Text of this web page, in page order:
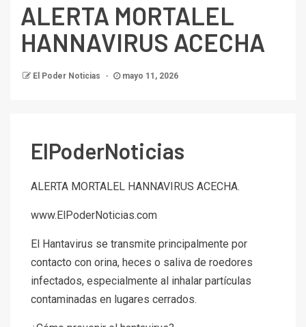
ALERTA MORTALEL
HANNAVIRUS ACECHA
El Poder Noticias mayo 11, 2026
ElPoderNoticias
ALERTA MORTALEL HANNAVIRUS ACECHA.
www.ElPoderNoticias.com
El Hantavirus se transmite principalmente por
contacto con orina, heces o saliva de roedores
infectados, especialmente al inhalar partículas
contaminadas en lugares cerrados.